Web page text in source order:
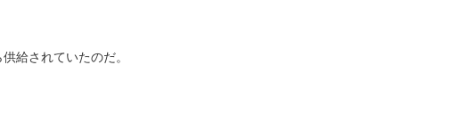
給されていたのだ。